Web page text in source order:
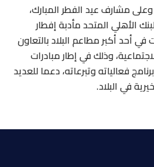
وعلى مشارف عيد الفطر المبارك،
الأهلي المتحد مأدبة إفطار
أحد أكبر مطاعم البلاد بالتعاون
وذلك في إطار مبادرات
فعالياته وتبرعاته، دعما للعديد
في البلاد.